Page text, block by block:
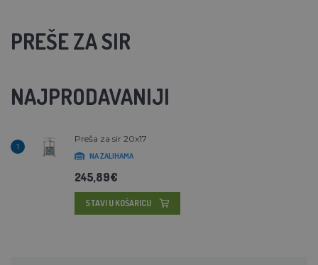
PREŠE ZA SIR
NAJPRODAVANIJI
1
Preša za sir 20x17
NA ZALIHAMA
245,89€
STAVI U KOŠARICU